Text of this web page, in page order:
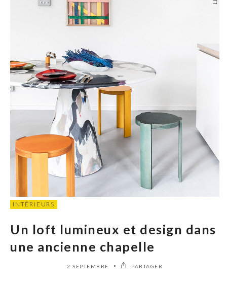
INTÉRIEURS
Un loft lumineux et design dans
une ancienne chapelle
2 SEPTEMBRE PARTAGER